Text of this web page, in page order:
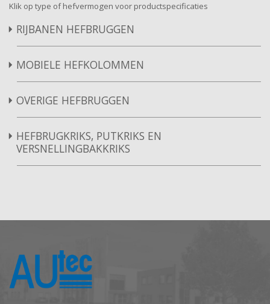
Klik op type of hefvermogen voor productspecificaties
RIJBANEN HEFBRUGGEN
MOBIELE HEFKOLOMMEN
OVERIGE HEFBRUGGEN
HEFBRUGKRIKS, PUTKRIKS EN
VERSNELLINGBAKKRIKS